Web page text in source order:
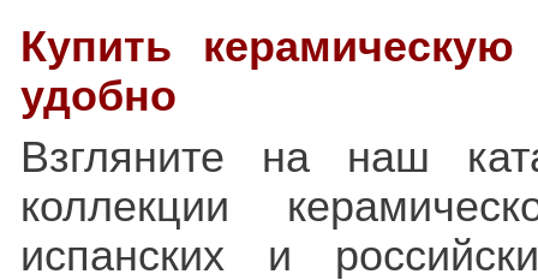
Купить
удобно
Взгляните на наш
коллекции
испанских и